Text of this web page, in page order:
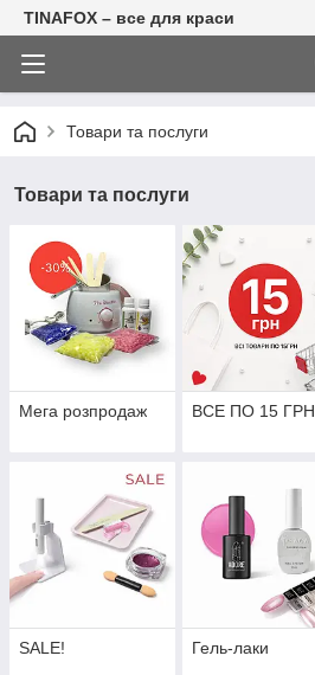
TINAFOX – все для краси
Товари та послуги
Товари та послуги
Мега розпродаж ВСЕ ПО 15 ГРН
SALE! Гель-лаки